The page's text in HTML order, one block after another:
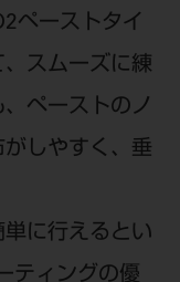
ペーストタイ
スムーズに練
ペーストのノ
しやすく、垂
に行えるとい
ティングの優